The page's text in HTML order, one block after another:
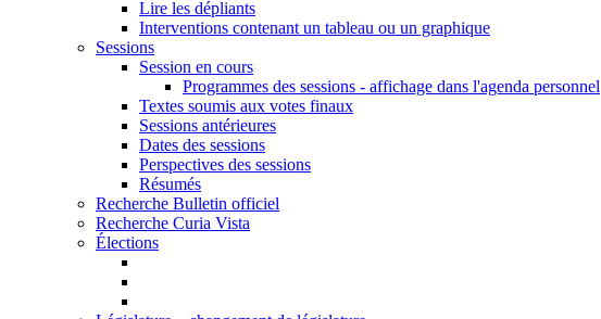
Lire les dépliants
Interventions contenant un tableau ou un graphique
Sessions
Session en cours
Programmes des sessions - affichage dans l'agenda personnel
Textes soumis aux votes finaux
Sessions antérieures
Dates des sessions
Perspectives des sessions
Résumés
Recherche Bulletin officiel
Recherche Curia Vista
Élections